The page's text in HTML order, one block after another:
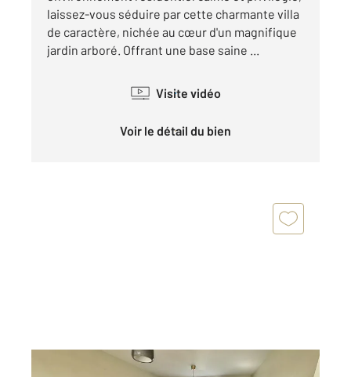
laissez-vous séduire par cette charmante villa
de caractère, nichée au cœur d'un magnifique
jardin arboré. Offrant une base saine ...
Visite vidéo
Voir le détail du bien